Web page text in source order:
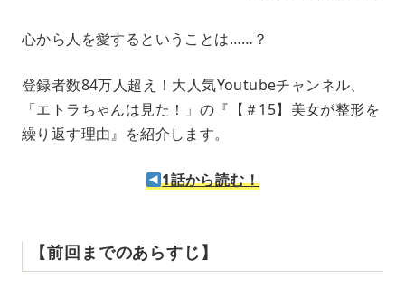
e
心から人を愛するということは……？
登録者数84万人超え！大人気Youtubeチャンネル、
「エトラちゃんは見た！」の『【＃15】美女が整形を
繰り返す理由』を紹介します。
1話から読む！
【前回までのあらすじ】